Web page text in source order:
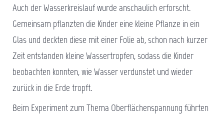
Auch der Wasserkreislauf wurde anschaulich erforscht.
Gemeinsam pflanzten die Kinder eine kleine Pflanze in ein
Glas und deckten diese mit einer Folie ab, schon nach kurzer
Zeit entstanden kleine Wassertropfen, sodass die Kinder
beobachten konnten, wie Wasser verdunstet und wieder
zurück in die Erde tropft.
Beim Experiment zum Thema Oberflächenspannung führten